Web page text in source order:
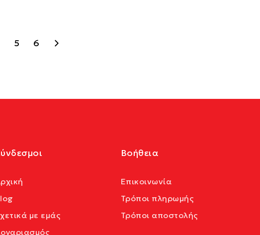
5 6
με εμάς
Βοήθεια
Επικοινωνία
Τρόποι πληρωμής
Τρόποι αποστολής